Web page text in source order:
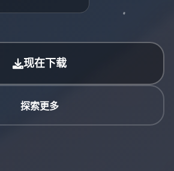
现在下载
探索更多